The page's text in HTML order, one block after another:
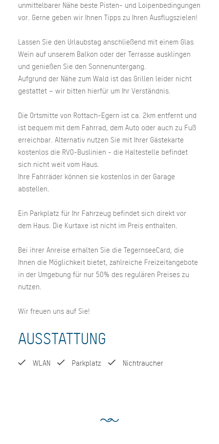
unmittelbarer Nähe beste Pisten- und Loipenbedingungen
vor. Gerne geben wir Ihnen Tipps zu Ihren Ausflugszielen!
Lassen Sie den Urlaubstag anschließend mit einem Glas
Wein auf unserem Balkon oder der Terrasse ausklingen
und genießen Sie den Sonnenuntergang.
Aufgrund der Nähe zum Wald ist das Grillen leider nicht
gestattet – wir bitten hierfür um Ihr Verständnis.
Die Ortsmitte von Rottach-Egern ist ca. 2km entfernt und
ist bequem mit dem Fahrrad, dem Auto oder auch zu Fuß
erreichbar. Alternativ nutzen Sie mit Ihrer Gästekarte
kostenlos die RVO-Buslinien - die Haltestelle befindet
sich nicht weit vom Haus.
Ihre Fahrräder können sie kostenlos in der Garage
abstellen.
Ein Parkplatz für Ihr Fahrzeug befindet sich direkt vor
dem Haus. Die Kurtaxe ist nicht im Preis enthalten.
Bei ihrer Anreise erhalten Sie die TegernseeCard, die
Ihnen die Möglichkeit bietet, zahlreiche Freizeitangebote
in der Umgebung für nur 50% des regulären Preises zu
nutzen.
Wir freuen uns auf Sie!
AUSSTATTUNG
WLAN Parkplatz Nichtraucher